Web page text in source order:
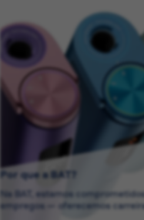
Por que a BAT?
Na BAT, estamos
empregos — oferecemos